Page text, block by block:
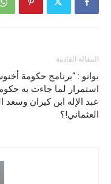
المقالة القادمة
بوانو : “برنامج حكومة
استمرار لما جاءت به
عبد الإله ابن كيران وسعد
العثماني!؟